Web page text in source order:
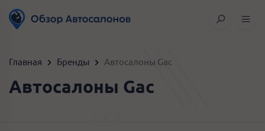
Главная Бренды Автосалоны Gac
Автосалоны Gac